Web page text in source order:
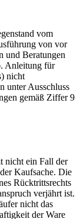
vom
von vor
und Beratungen
Anleitung für
nicht
unter Ausschluss
gemäß Ziffer 9
nicht ein Fall der
Kaufsache. Die
Rücktrittsrechts
verjährt ist.
nicht das
der Ware